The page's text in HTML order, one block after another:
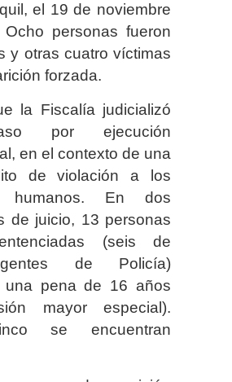
el 19 de noviembre
personas fueron
y otras cuatro víctimas
forzada.
la Fiscalía judicializó
por ejecución
en el contexto de una
de violación a los
humanos. En dos
de juicio, 13 personas
(seis de
de Policía)
una pena de 16 años
mayor especial).
se encuentran